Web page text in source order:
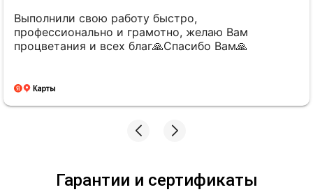
Выполнили свою работу быстро,
профессионально и грамотно, желаю Вам
процветания и всех благ🙏Спасибо Вам🙏
Гарантии и сертификаты